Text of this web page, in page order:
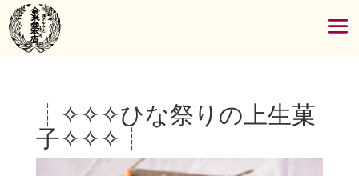
┊✧✧✧ひな祭りの上生菓
子✧✧✧┊